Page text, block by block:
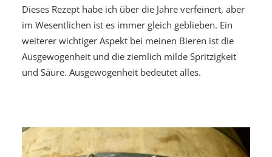
Dieses Rezept habe ich über die Jahre verfeinert, aber
im Wesentlichen ist es immer gleich geblieben. Ein
weiterer wichtiger Aspekt bei meinen Bieren ist die
Ausgewogenheit und die ziemlich milde Spritzigkeit
und Säure. Ausgewogenheit bedeutet alles.